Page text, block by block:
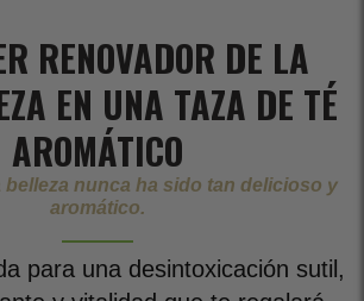
RENOVADOR DE LA
EN UNA TAZA DE TÉ
AROMÁTICO
belleza nunca ha sido tan delicioso y
aromático.
para una desintoxicación sutil,